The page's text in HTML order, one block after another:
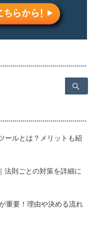
ールとは？メリットも紹
法則ごとの対策を詳細に
重要！理由や決める流れ